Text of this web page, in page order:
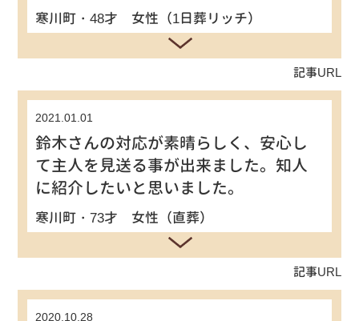
寒川町・48才 女性（1日葬リッチ）
記事URL
2021.01.01
鈴木さんの対応が素晴らしく、安心し
て主人を見送る事が出来ました。知人
に紹介したいと思いました。
寒川町・73才 女性（直葬）
記事URL
2020.10.28